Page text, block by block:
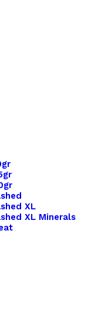
XL
XL Minerals
aan winkelwagen
verlanglijst
verzonden